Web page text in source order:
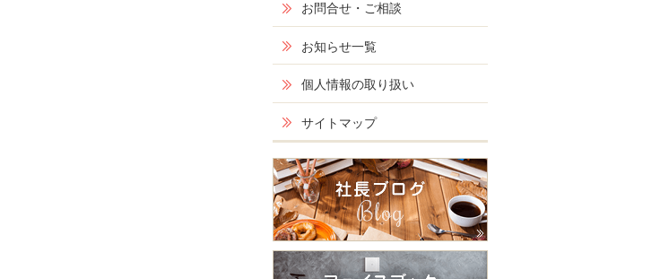
お問合せ・ご相談
お知らせ一覧
個人情報の取り扱い
サイトマップ